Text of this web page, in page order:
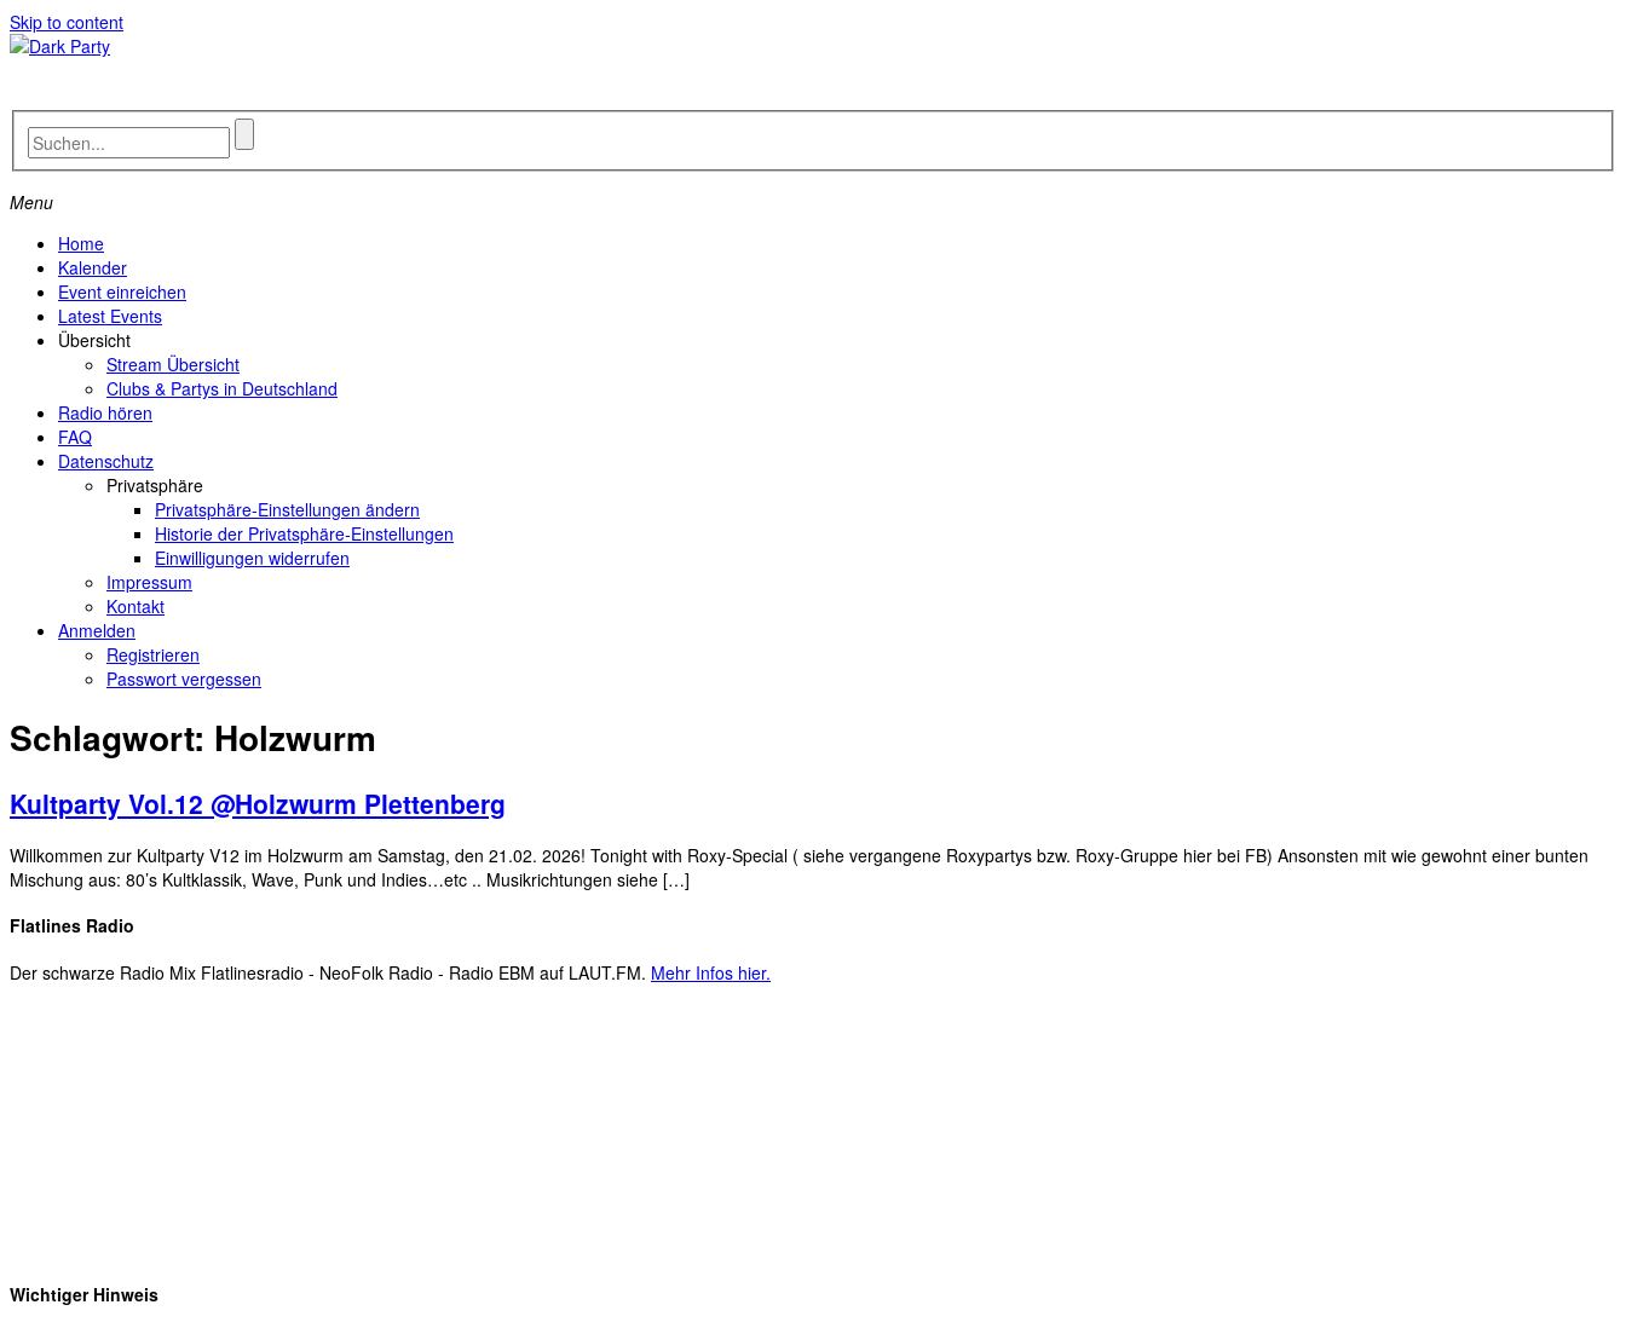
Skip to content
Menu
Home
Kalender
Event einreichen
Latest Events
Übersicht
Stream Übersicht
Clubs & Partys in Deutschland
Radio hören
FAQ
Datenschutz
Privatsphäre
Privatsphäre-Einstellungen ändern
Historie der Privatsphäre-Einstellungen
Einwilligungen widerrufen
Impressum
Kontakt
Anmelden
Registrieren
Passwort vergessen
Schlagwort: Holzwurm
Kultparty Vol.12 @Holzwurm Plettenberg
Willkommen zur Kultparty V12 im Holzwurm am Samstag, den 21.02. 2026! Tonight with Roxy-Special ( siehe vergangene Roxypartys bzw. Roxy-Gruppe hier bei FB) Ansonsten mit wie gewohnt einer bunten
Mischung aus: 80’s Kultklassik, Wave, Punk und Indies…etc .. Musikrichtungen siehe […]
Flatlines Radio
Der schwarze Radio Mix Flatlinesradio - NeoFolk Radio - Radio EBM auf LAUT.FM. Mehr Infos hier.
Wichtiger Hinweis